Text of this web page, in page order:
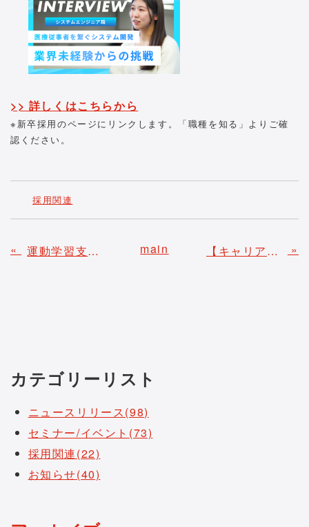
>> 詳しくはこちらから
※新卒採用のページにリンクします。「職種を知る」よりご確
認ください。
採用関連
« 運動学習支援アプリ「スポテク」、お手本動画のオフライン再生機能追加のお知らせ main 【キャリア採用】募集職種情報を更新しました »
カテゴリーリスト
ニュースリリース(98)
セミナー/イベント(73)
採用関連(22)
お知らせ(40)